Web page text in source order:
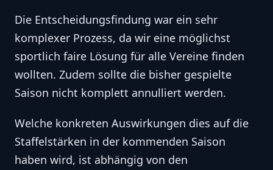
Die Entscheidungsfindung war ein sehr
komplexer Prozess, da wir eine möglichst
sportlich faire Lösung für alle Vereine finden
wollten. Zudem sollte die bisher gespielte
Saison nicht komplett annulliert werden.
Welche konkreten Auswirkungen dies auf die
Staffelstärken in der kommenden Saison
haben wird, ist abhängig von den